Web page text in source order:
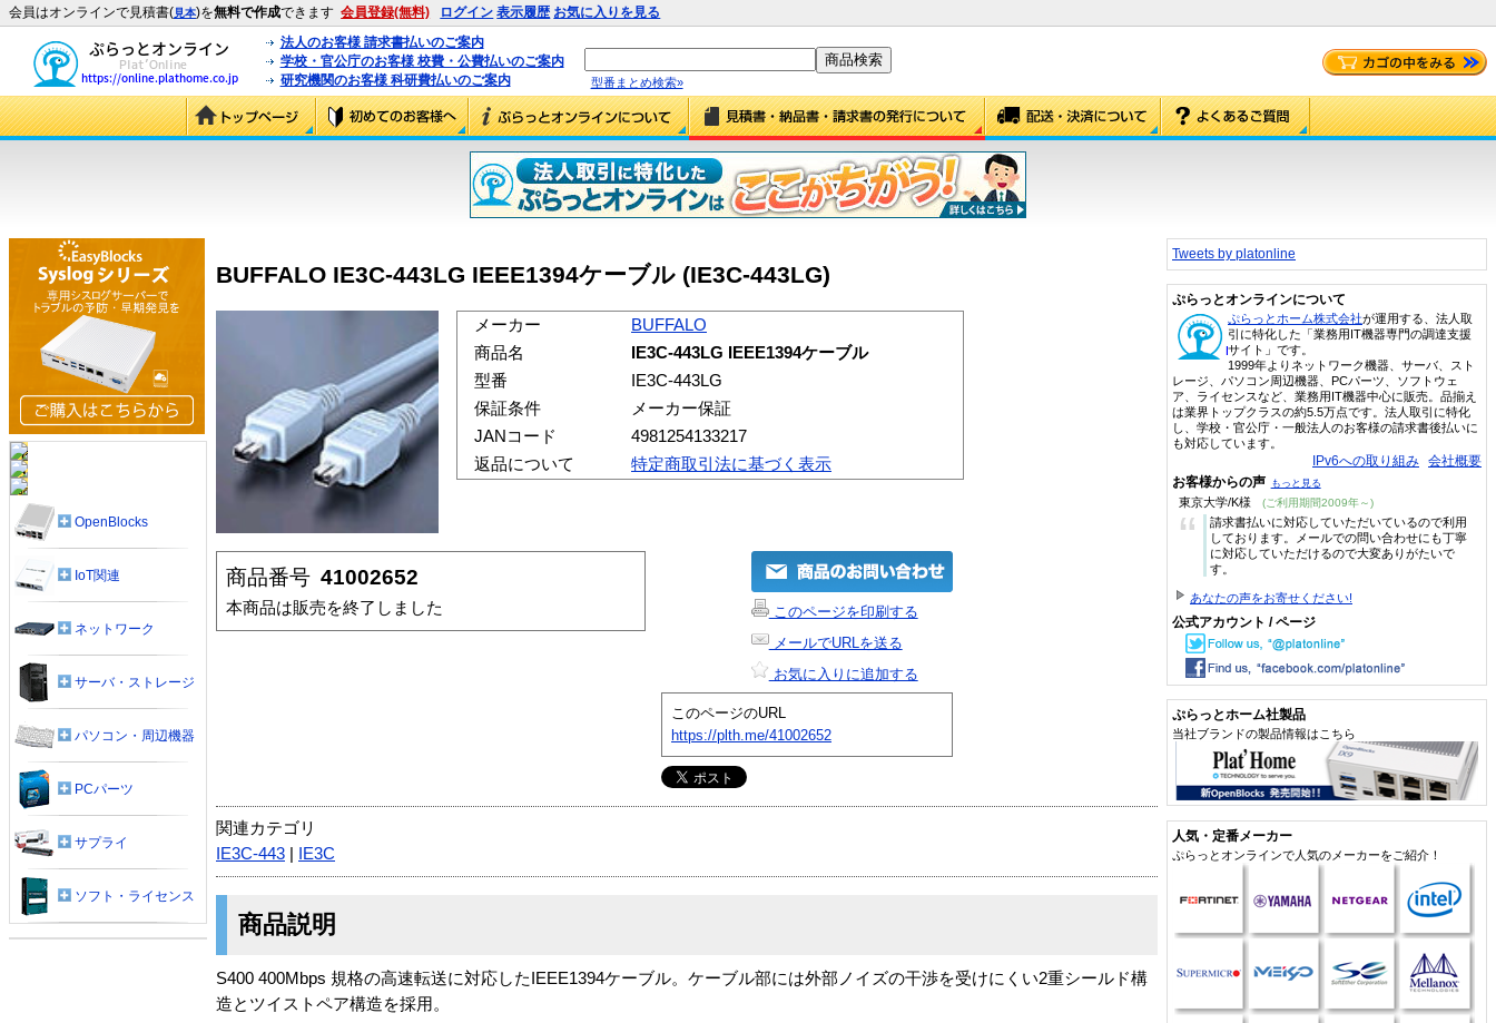
会員はオンラインで見積書(見本)を無料で作成できます 会員登録(無料) ログイン 表示履歴 お気に入りを見る
法人のお客様 請求書払いのご案内
学校・官公庁のお客様 校費・公費払いのご案内
研究機関のお客様 科研費払いのご案内
型番まとめ検索»
BUFFALO IE3C-443LG IEEE1394ケーブル (IE3C-443LG)
メーカー
BUFFALO
商品名
IE3C-443LG IEEE1394ケーブル
型番
IE3C-443LG
保証条件
メーカー保証
JANコード
4981254133217
返品について
特定商取引法に基づく表示
商品番号 41002652
本商品は販売を終了しました
このページを印刷する
メールでURLを送る
お気に入りに追加する
このページのURL
https://plth.me/41002652
関連カテゴリ
IE3C-443
IE3C
商品説明
S400 400Mbps 規格の高速転送に対応したIEEE1394ケーブル。ケーブル部には外部ノイズの干渉を受けにくい2重シールド構
造とツイストペア構造を採用。
OpenBlocks
IoT関連
ネットワーク
サーバ・ストレージ
パソコン・周辺機器
PCパーツ
サプライ
ソフト・ライセンス
Tweets by platonline
ぷらっとオンラインについて
ぷらっとホーム株式会社が運用する、法人取
引に特化した「業務用IT機器専門の調達支援
サイト」です。
1999年よりネットワーク機器、サーバ、スト
レージ、パソコン周辺機器、PCパーツ、ソフトウェ
ア、ライセンスなど、業務用IT機器中心に販売。品揃え
は業界トップクラスの約5.5万点です。法人取引に特化
し、学校・官公庁・一般法人のお客様の請求書後払いに
も対応しています。
IPv6への取り組み 会社概要
お客様からの声 もっと見る
東京大学/K様 (ご利用期間2009年～)
“
請求書払いに対応していただいているので利用
しております。メールでの問い合わせにも丁寧
に対応していただけるので大変ありがたいで
す。
あなたの声をお寄せください!
公式アカウント / ページ
ぷらっとホーム社製品
当社ブランドの製品情報はこちら
人気・定番メーカー
ぷらっとオンラインで人気のメーカーをご紹介！